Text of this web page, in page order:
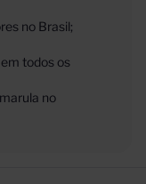
no Brasil;
todos os
no